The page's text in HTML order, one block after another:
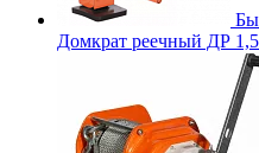
Домкрат реечный ДР